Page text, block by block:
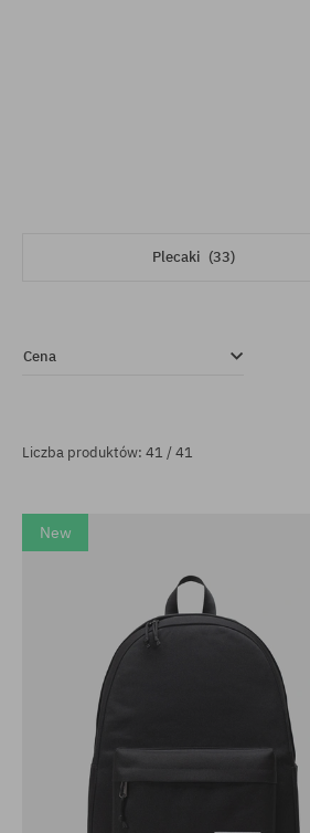
Plecaki (33)
Cena
Liczba produktów: 41 / 41
New